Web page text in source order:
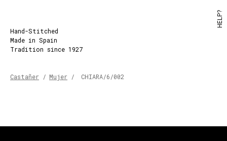
Hand-Stitched
Made in Spain
Tradition since 1927
Castañer / Mujer / CHIARA/6/002
HELP?